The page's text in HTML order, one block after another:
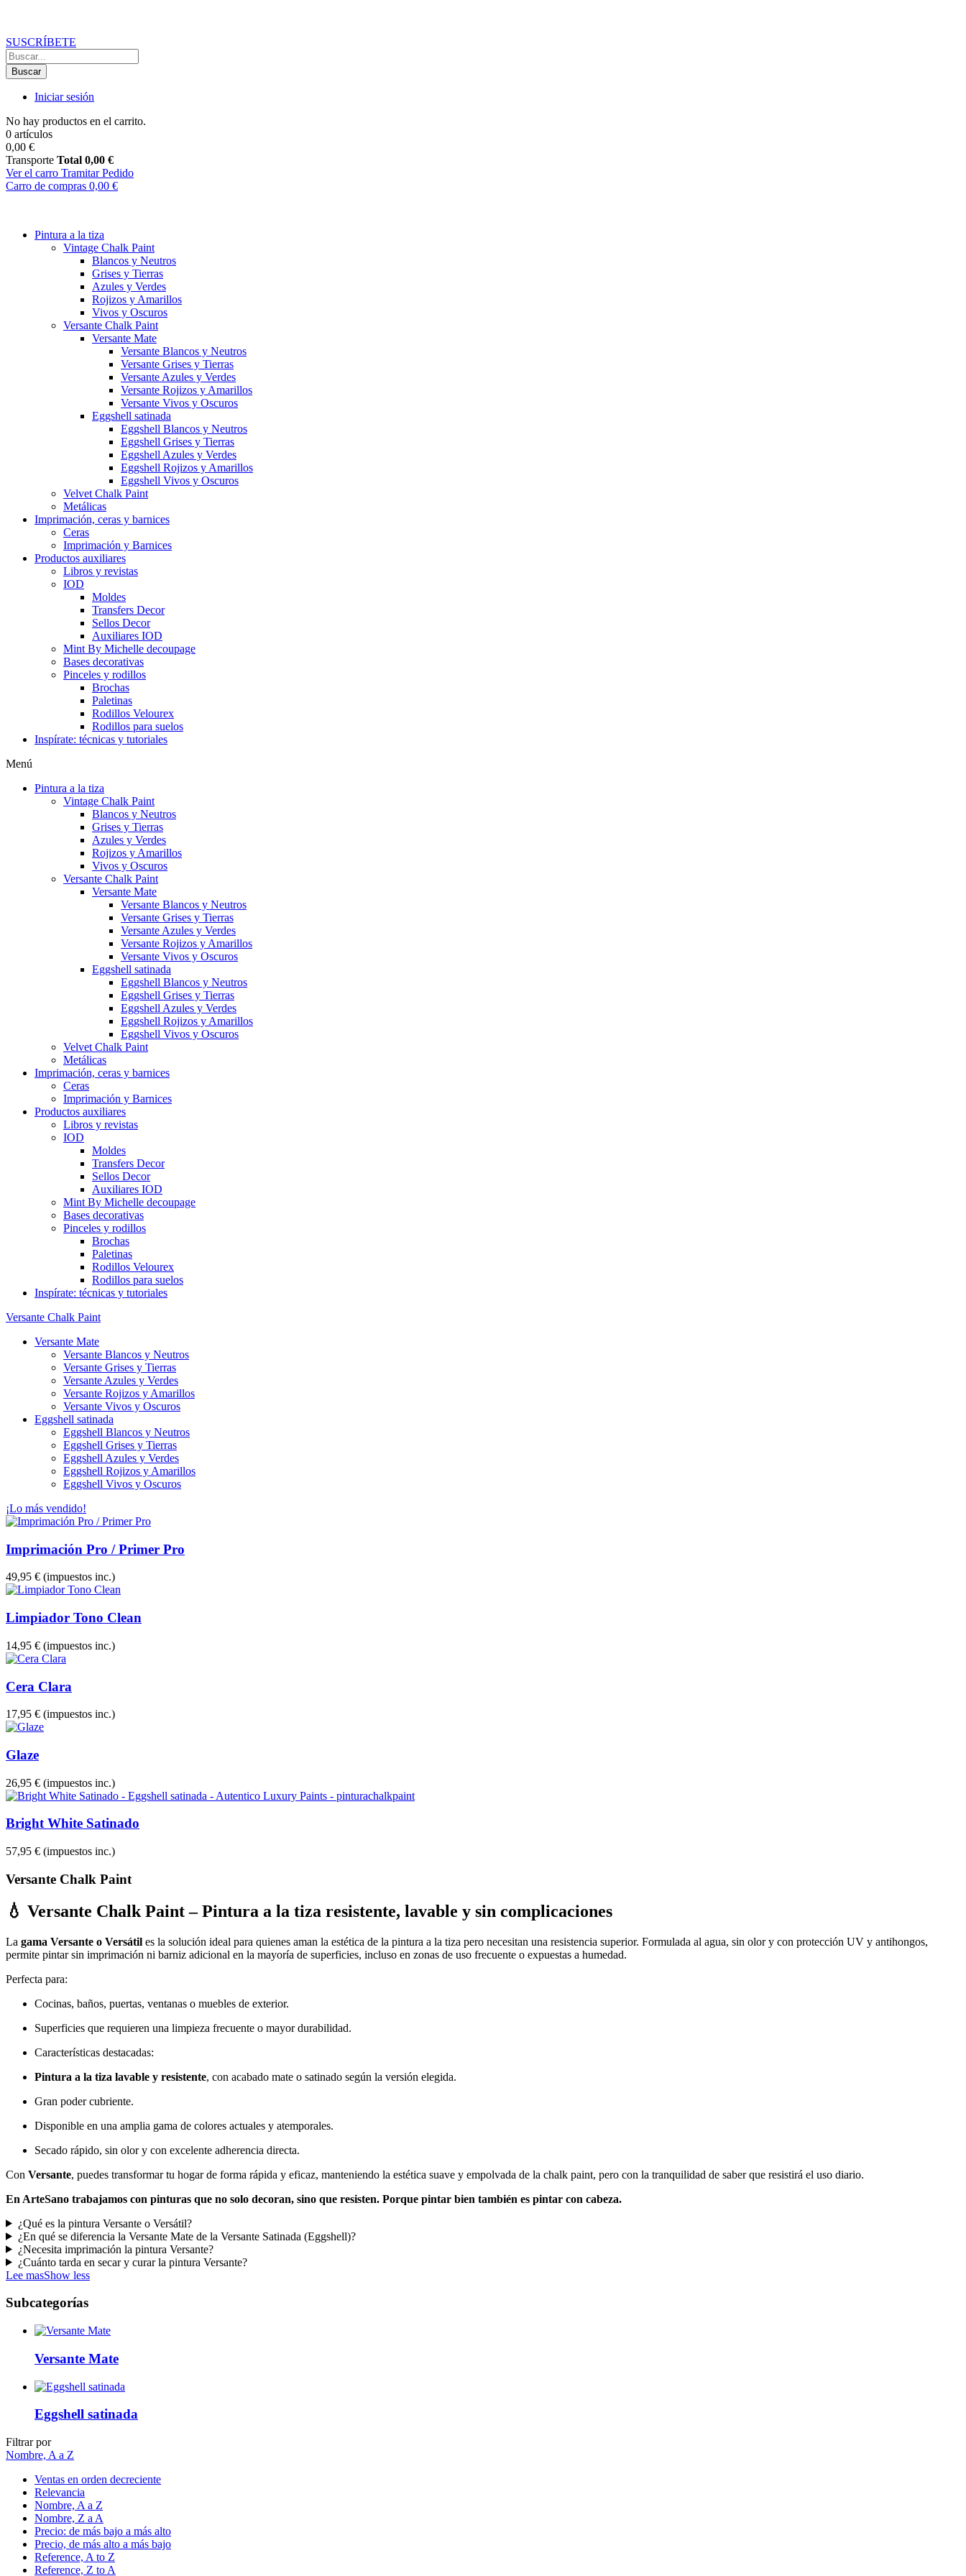
SUSCRÍBETE
Buscar
Iniciar sesión
No hay productos en el carrito.
0 artículos
0,00 €
Transporte Total 0,00 €
Ver el carro Tramitar Pedido
Carro de compras 0,00 €
Pintura a la tiza
Vintage Chalk Paint
Blancos y Neutros
Grises y Tierras
Azules y Verdes
Rojizos y Amarillos
Vivos y Oscuros
Versante Chalk Paint
Versante Mate
Versante Blancos y Neutros
Versante Grises y Tierras
Versante Azules y Verdes
Versante Rojizos y Amarillos
Versante Vivos y Oscuros
Eggshell satinada
Eggshell Blancos y Neutros
Eggshell Grises y Tierras
Eggshell Azules y Verdes
Eggshell Rojizos y Amarillos
Eggshell Vivos y Oscuros
Velvet Chalk Paint
Metálicas
Imprimación, ceras y barnices
Ceras
Imprimación y Barnices
Productos auxiliares
Libros y revistas
IOD
Moldes
Transfers Decor
Sellos Decor
Auxiliares IOD
Mint By Michelle decoupage
Bases decorativas
Pinceles y rodillos
Brochas
Paletinas
Rodillos Velourex
Rodillos para suelos
Inspírate: técnicas y tutoriales
Menú
Pintura a la tiza
Vintage Chalk Paint
Blancos y Neutros
Grises y Tierras
Azules y Verdes
Rojizos y Amarillos
Vivos y Oscuros
Versante Chalk Paint
Versante Mate
Versante Blancos y Neutros
Versante Grises y Tierras
Versante Azules y Verdes
Versante Rojizos y Amarillos
Versante Vivos y Oscuros
Eggshell satinada
Eggshell Blancos y Neutros
Eggshell Grises y Tierras
Eggshell Azules y Verdes
Eggshell Rojizos y Amarillos
Eggshell Vivos y Oscuros
Velvet Chalk Paint
Metálicas
Imprimación, ceras y barnices
Ceras
Imprimación y Barnices
Productos auxiliares
Libros y revistas
IOD
Moldes
Transfers Decor
Sellos Decor
Auxiliares IOD
Mint By Michelle decoupage
Bases decorativas
Pinceles y rodillos
Brochas
Paletinas
Rodillos Velourex
Rodillos para suelos
Inspírate: técnicas y tutoriales
Versante Chalk Paint
Versante Mate
Versante Blancos y Neutros
Versante Grises y Tierras
Versante Azules y Verdes
Versante Rojizos y Amarillos
Versante Vivos y Oscuros
Eggshell satinada
Eggshell Blancos y Neutros
Eggshell Grises y Tierras
Eggshell Azules y Verdes
Eggshell Rojizos y Amarillos
Eggshell Vivos y Oscuros
¡Lo más vendido!
Imprimación Pro / Primer Pro
49,95 € (impuestos inc.)
Limpiador Tono Clean
14,95 € (impuestos inc.)
Cera Clara
17,95 € (impuestos inc.)
Glaze
26,95 € (impuestos inc.)
Bright White Satinado
57,95 € (impuestos inc.)
Versante Chalk Paint
💧 Versante Chalk Paint – Pintura a la tiza resistente, lavable y sin complicaciones
La gama Versante o Versátil es la solución ideal para quienes aman la estética de la pintura a la tiza pero necesitan una resistencia superior. Formulada al agua, sin olor y con protección UV y antihongos,
permite pintar sin imprimación ni barniz adicional en la mayoría de superficies, incluso en zonas de uso frecuente o expuestas a humedad.
Perfecta para:
Cocinas, baños, puertas, ventanas o muebles de exterior.
Superficies que requieren una limpieza frecuente o mayor durabilidad.
Características destacadas:
Pintura a la tiza lavable y resistente, con acabado mate o satinado según la versión elegida.
Gran poder cubriente.
Disponible en una amplia gama de colores actuales y atemporales.
Secado rápido, sin olor y con excelente adherencia directa.
Con Versante, puedes transformar tu hogar de forma rápida y eficaz, manteniendo la estética suave y empolvada de la chalk paint, pero con la tranquilidad de saber que resistirá el uso diario.
En ArteSano trabajamos con pinturas que no solo decoran, sino que resisten. Porque pintar bien también es pintar con cabeza.
¿Qué es la pintura Versante o Versátil?
¿En qué se diferencia la Versante Mate de la Versante Satinada (Eggshell)?
¿Necesita imprimación la pintura Versante?
¿Cuánto tarda en secar y curar la pintura Versante?
Lee masShow less
Subcategorías
Versante Mate
Eggshell satinada
Filtrar por
Nombre, A a Z
Ventas en orden decreciente
Relevancia
Nombre, A a Z
Nombre, Z a A
Precio: de más bajo a más alto
Precio, de más alto a más bajo
Reference, A to Z
Reference, Z to A